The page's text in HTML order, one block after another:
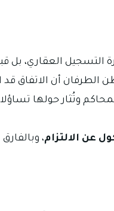
التسجيل العقاري،
أن الاتفاق قد
وتُثار حولها
عن الالتزام،